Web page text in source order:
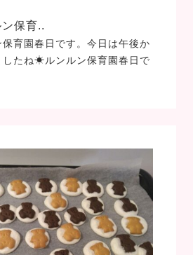
保育..
育園春日です。今日は午後か
したね☀ルンルン保育園春日で